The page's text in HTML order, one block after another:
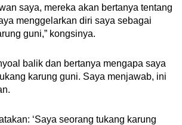
saya, mereka akan bertanya tentang
menggelarkan diri saya sebagai
guni,” kongsinya.
balik dan bertanya mengapa saya
karung guni. Saya menjawab, ini
‘Saya seorang tukang karung